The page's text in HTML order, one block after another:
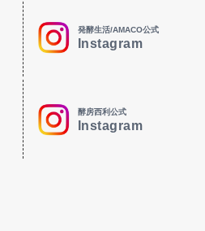
発酵生活/AMACO公式
Instagram
酵房西利公式
Instagram